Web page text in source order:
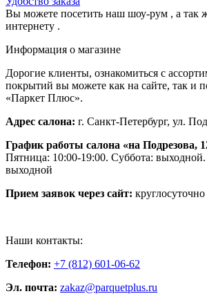
Вы можете посетить наш шоу-рум , а так
интернету .
Информация о магазине
Дорогие клиенты, ознакомиться с
покрытий вы можете как на сайте, так и
«Паркет Плюс».
Адрес салона: г. Санкт-Петербург, ул.
График работы салона «на Подрезова,
Пятница: 10:00-19:00. Суббота: выходной.
выходной
Прием заявок через сайт: круглосуточно
Наши контакты:
Телефон: +7 (812) 601-06-62
Эл. почта: zakaz@parquetplus.ru